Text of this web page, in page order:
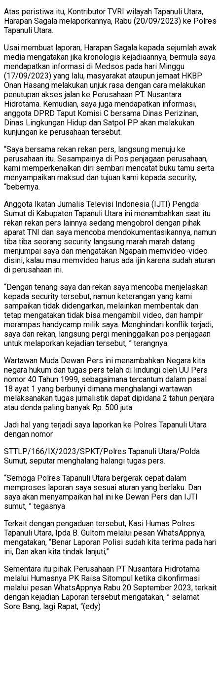
Atas peristiwa itu, Kontributor TVRI wilayah Tapanuli Utara,
Harapan Sagala melaporkannya, Rabu (20/09/2023) ke Polres
Tapanuli Utara.
Usai membuat laporan, Harapan Sagala kepada sejumlah awak
media mengatakan jika kronologis kejadiaannya, bermula saya
mendapatkan informasi di Medsos pada hari Minggu
(17/09/2023) yang lalu, masyarakat ataupun jemaat HKBP
Onan Hasang melakukan unjuk rasa dengan cara melakukan
penutupan akses jalan ke Perusahaan PT. Nusantara
Hidrotama. Kemudian, saya juga mendapatkan informasi,
anggota DPRD Taput Komisi C bersama Dinas Perizinan,
Dinas Lingkungan Hidup dan Satpol PP akan melakukan
kunjungan ke perusahaan tersebut.
“Saya bersama rekan rekan pers, langsung menuju ke
perusahaan itu. Sesampainya di Pos penjagaan perusahaan,
kami memperkenalkan diri sembari mencatat buku tamu serta
menyampaikan maksud dan tujuan kami kepada security,
“bebernya.
Anggota Ikatan Jurnalis Televisi Indonesia (IJTI) Pengda
Sumut di Kabupaten Tapanuli Utara ini menambahkan saat itu
rekan rekan pers lainnya sedang mengobrol dengan pihak
aparat TNI dan saya mencoba mendokumentasikannya, namun
tiba tiba seorang security langsung marah marah datang
menjumpai saya dan mengatakan Ngapain memvideo-video
disini, kalau mau memvideo harus ada ijin karena sudah aturan
di perusahaan ini.
“Dengan tenang saya dan rekan saya mencoba menjelaskan
kepada security tersebut, namun keterangan yang kami
sampaikan tidak didengarkan, melainkan membentak dan
tetap mengatakan tidak bisa mengambil video, dan hampir
merampas handycamp milik saya. Menghindari konflik terjadi,
saya dan rekan, langsung pergi meninggalkan pos penjagaan
untuk melaporkan kejadian tersebut, ” terangnya.
Wartawan Muda Dewan Pers ini menambahkan Negara kita
negara hukum dan tugas pers telah di lindungi oleh UU Pers
nomor 40 Tahun 1999, sebagaimana tercantum dalam pasal
18 ayat 1 yang berbunyi dimana menghalangi wartawan
melaksanakan tugas jurnalistik dapat dipidana 2 tahun penjara
atau denda paling banyak Rp. 500 juta.
Jadi hal yang terjadi saya laporkan ke Polres Tapanuli Utara
dengan nomor
STTLP/166/IX/2023/SPKT/Polres Tapanuli Utara/Polda
Sumut, seputar menghalang halangi tugas pers.
“Semoga Polres Tapanuli Utara bergerak cepat dalam
memproses laporan saya sesuai aturan yang berlaku. Dan
saya akan menyampaikan hal ini ke Dewan Pers dan IJTI
sumut, ” tegasnya
Terkait dengan pengaduan tersebut, Kasi Humas Polres
Tapanuli Utara, Ipda B. Gultom melalui pesan WhatsAppnya,
mengatakan, “Benar Laporan Polisi sudah kita terima pada hari
ini, Dan akan kita tindak lanjuti,”
Sementara itu pihak Perusahaan PT Nusantara Hidrotama
melalui Humasnya PK Raisa Sitompul ketika dikonfirmasi
melalui pesan WhatsAppnya Rabu 20 September 2023, terkait
dengan kejadian Laporan tersebut mengatakan, ” selamat
Sore Bang, lagi Rapat, “(edy)